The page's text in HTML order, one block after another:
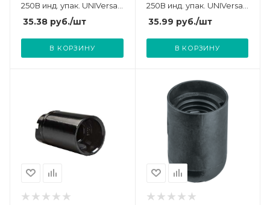
250В инд. упак. UNIVersal
7944273
35.38 руб./шт
В КОРЗИНУ
250В инд. упак. UNIVersal
7944297
35.99 руб./шт
В КОРЗИНУ